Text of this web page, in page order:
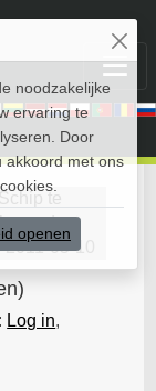
te
2011-05-10
Log in,
noodzakelijke
ervaring te
Door
akkoord met ons
openen